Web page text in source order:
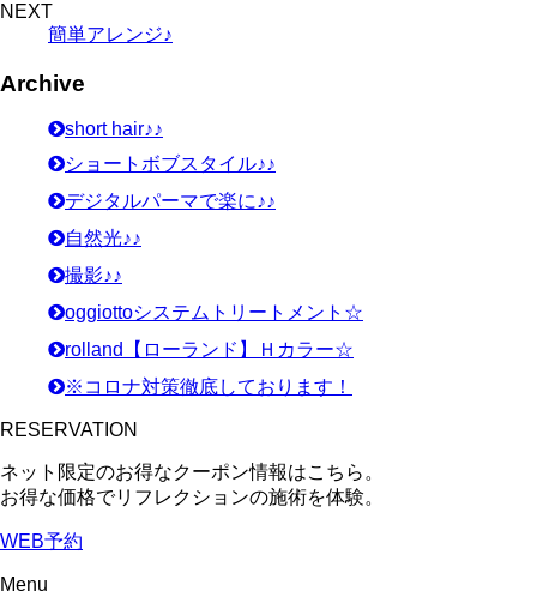
NEXT
簡単アレンジ♪
Archive
short hair♪♪
ショートボブスタイル♪♪
デジタルパーマで楽に♪♪
自然光♪♪
撮影♪♪
oggiottoシステムトリートメント☆
rolland【ローランド】Ｈカラー☆
※コロナ対策徹底しております！
RESERVATION
ネット限定のお得なクーポン情報はこちら。
お得な価格でリフレクションの施術を体験。
WEB予約
Menu